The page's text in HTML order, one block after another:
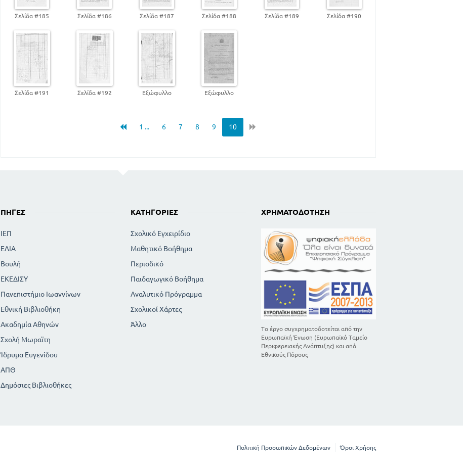
Σελίδα #185 Σελίδα #186 Σελίδα #187 Σελίδα #188 Σελίδα #189 Σελίδα #190
Σελίδα #191 Σελίδα #192 Εξώφυλλο Εξώφυλλο
1 ... 6 7 8 9 10
ΠΗΓΈΣ
ΙΕΠ
ΕΛΙΑ
Βουλή
ΕΚΕΔΙΣΥ
Πανεπιστήμιο Ιωαννίνων
Εθνική Βιβλιοθήκη
Ακαδημία Αθηνών
Σχολή Μωραϊτη
Ίδρυμα Ευγενίδου
ΑΠΘ
Δημόσιες Βιβλιοθήκες
ΚΑΤΗΓΟΡΊΕΣ
Σχολικό Εγχειρίδιο
Μαθητικό Βοήθημα
Περιοδικό
Παιδαγωγικό Βοήθημα
Αναλυτικό Πρόγραμμα
Σχολικοί Χάρτες
Άλλο
ΧΡΗΜΑΤΟΔΌΤΗΣΗ
Το έργο συγχρηματοδοτείται από την
Ευρωπαϊκή Ένωση (Ευρωπαϊκό Ταμείο
Περιφερειακής Ανάπτυξης) και από
Εθνικούς Πόρους
Πολιτική Προσωπικών Δεδομένων Όροι Χρήσης